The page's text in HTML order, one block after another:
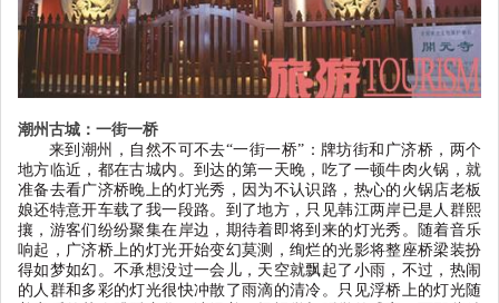
潮州古城：一街一桥
来到潮州，自然不可不去“一街一桥” ：牌坊街和广济桥，两个
地方临近，都在古城内。到达的第一天晚，吃了一顿牛肉火锅，就
准备去看广济桥晚上的灯光秀，因为不认识路，热心的火锅店老板
娘还特意开车载了我一段路。到了地方，只见韩江两岸已是人群熙
攘，游客们纷纷聚集在岸边，期待着即将到来的灯光秀。随着音乐
响起，广济桥上的灯光开始变幻莫测，绚烂的光影将整座桥梁装扮
得如梦如幻。不承想没过一会儿，天空就飘起了小雨，不过，热闹
的人群和多彩的灯光很快冲散了雨滴的清冷。只见浮桥上的灯光随